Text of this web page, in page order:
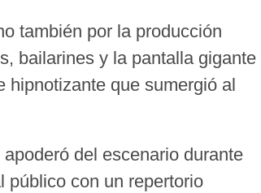
también por la producción
bailarines y la pantalla gigante
hipnotizante que sumergió al
del escenario durante
público con un repertorio